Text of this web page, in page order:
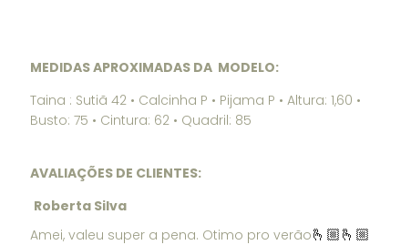
MEDIDAS APROXIMADAS DA MODELO:
Taina : Sutiã 42 • Calcinha P • Pijama P • Altura: 1,60 •
Busto: 75 • Cintura: 62 • Quadril: 85
AVALIAÇÕES DE CLIENTES:
Roberta Silva
Amei, valeu super a pena. Otimo pro verão🫰🏼🫰🏼